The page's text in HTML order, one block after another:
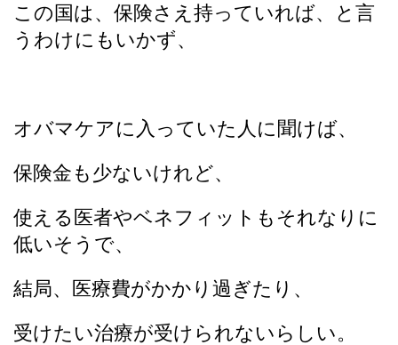
この国は、保険さえ持っていれば、と言
うわけにもいかず、
オバマケアに入っていた人に聞けば、
保険金も少ないけれど、
使える医者やベネフィットもそれなりに
低いそうで、
結局、医療費がかかり過ぎたり、
受けたい治療が受けられないらしい。